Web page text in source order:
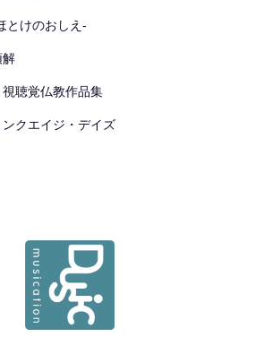
とけのおしえ-
解
聴覚仏教作品集
クエイジ・デイズ